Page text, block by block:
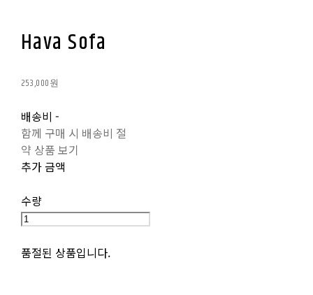
Hava Sofa
253,000원
배송비 -
함께 구매 시 배송비 절
약 상품 보기
추가 금액
수량
품절된 상품입니다.